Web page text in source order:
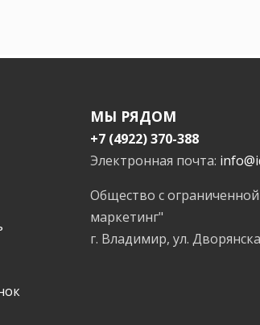
МЫ РЯДОМ
+7 (4922) 370-388
Электронная почта:
Общество с
маркетинг"
г. Владимир, ул.